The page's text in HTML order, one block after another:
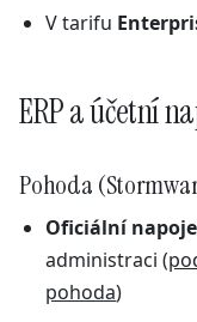
V tarifu
ERP a účetní
Pohoda
Oficiální
administraci (
pohoda)